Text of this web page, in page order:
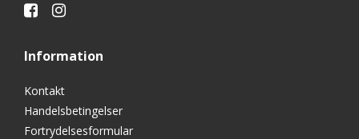
Information
Kontakt
Handelsbetingelser
Fortrydelsesformular